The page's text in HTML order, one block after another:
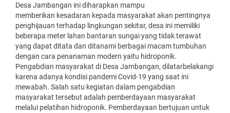
Desa Jambangan ini diharapkan mampu
memberikan kesadaran kepada masyarakat akan pentingnya
penghijauan terhadap lingkungan sekitar, desa ini memiliki
beberapa meter lahan bantaran sungai yang tidak terawat
yang dapat ditata dan ditanami berbagai macam tumbuhan
dengan cara penanaman modern yaitu hidroponik.
Pengabdian masyarakat di Desa Jambangan, dilatarbelakangi
karena adanya kondisi pandemi Covid-19 yang saat ini
mewabah. Salah satu kegiatan dalam pengabdian
masyarakat tersebut adalah pemberdayaan masyarakat
melalui pelatihan hidroponik. Pemberdayaan bertujuan untuk